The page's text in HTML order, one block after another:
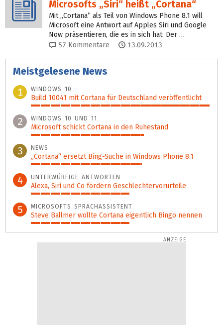
Microsofts „Siri“ heißt „Cortana“
Mit „Cortana“ als Teil von Windows Phone 8.1 will
Microsoft eine Antwort auf Apples Siri und Google
Now präsentieren, die es in sich hat: Der …
57 Kommentare 13.09.2013
Meistgelesene News
1
WINDOWS 10
Build 10041 mit Cortana für Deutschland veröffentlicht
100%
2 WINDOWS 10 UND 11
Microsoft schickt Cortana in den Ruhestand
63%
3 NEWS
„Cortana“ ersetzt Bing-Suche in Windows Phone 8.1
62%
4 UNTERWÜRFIGE ANTWORTEN
Alexa, Siri und Co fördern Geschlechter­vorurteile
55%
5 MICROSOFTS SPRACHASSISTENT
Steve Ballmer wollte Cortana eigentlich Bingo nennen
55%